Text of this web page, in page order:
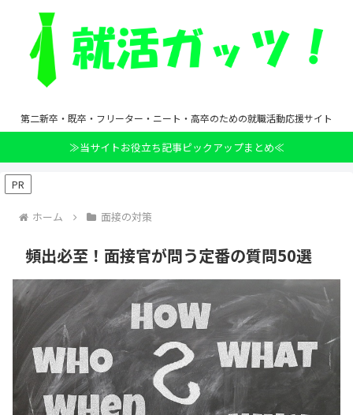
第二新卒・既卒・フリーター・ニート・高卒のための就職活動応援サイト
≫当サイトお役立ち記事ピックアップまとめ≪
PR
ホーム 面接の対策
頻出必至！面接官が問う定番の質問50選